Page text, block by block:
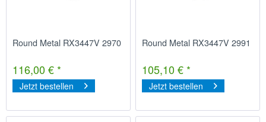
Round Metal RX3447V 2970
116,00 € *
Jetzt bestellen
Round Metal RX3447V 2991
105,10 € *
Jetzt bestellen